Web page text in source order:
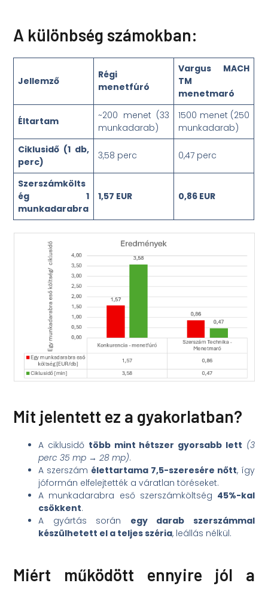
A különbség számokban:
Jellemző
Régi
menetfúró
Vargus MACH
TM
menetmaró
Éltartam
~200 menet (33
munkadarab)
1500 menet (250
munkadarab)
Ciklusidő (1 db,
perc)
3,58 perc 0,47 perc
Szerszámkölts
ég 1
munkadarabra
1,57 EUR 0,86 EUR
Mit jelentett ez a gyakorlatban?
A ciklusidő több mint hétszer gyorsabb lett (3
perc 35 mp → 28 mp).
A szerszám élettartama 7,5-szeresére nőtt, így
jóformán elfelejtették a váratlan töréseket.
A munkadarabra eső szerszámköltség 45%-kal
csökkent.
A gyártás során egy darab szerszámmal
készülhetett el a teljes széria, leállás nélkül.
Miért működött ennyire jól a